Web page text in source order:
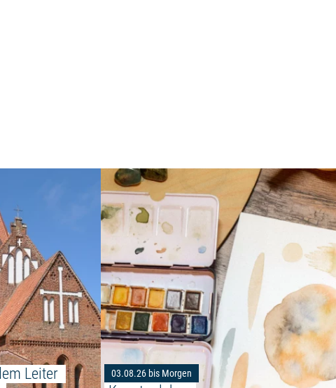
Pirat, immer Pirat"
Leiter
Weiterlesen: "Kirchenführung mit dem Leiter
03.08.26 bis Morgen